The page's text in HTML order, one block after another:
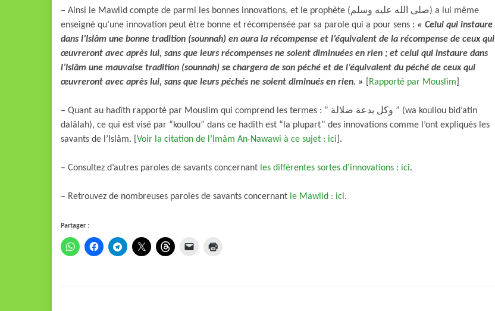
– Ainsi le Mawlid compte de parmi les bonnes innovations, et le prophète (صلى الله عليه وسلم) a lui même
enseigné qu’une innovation peut être bonne et récompensée par sa parole qui a pour sens : « Celui qui instaure
dans l’Islâm une bonne tradition (sounnah) en aura la récompense et l’équivalent de la récompense de ceux qui
œuvreront avec après lui, sans que leurs récompenses ne soient diminuées en rien ; et celui qui instaure dans
l’Islâm une mauvaise tradition (sounnah) se chargera de son péché et de l’équivalent du péché de ceux qui
œuvreront avec après lui, sans que leurs péchés ne soient diminués en rien. »
Rapporté par Mouslim
– Quant au hadîth rapporté par Mouslim qui comprend les termes : ” وكل بدعة ضلالة ” (wa koullou bid’atin
dalâlah), ce qui est visé par “koullou” dans ce hadîth est “la plupart” des innovations comme l’ont expliqués les
savants de l’Islâm. [ Voir la citation de l’Imâm An-Nawawi à ce sujet : ici ].
– Consultez d’autres paroles de savants concernant les différentes sortes d’innovations : ici.
– Retrouvez de nombreuses paroles de savants concernant le Mawlid : ici.
Partager :